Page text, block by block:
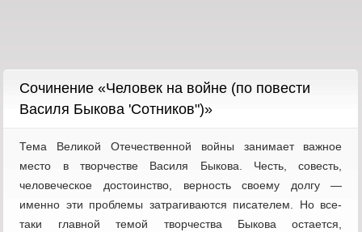
Cочинение «Человек на войне (по повести
Василя Быкова 'Сотников")»
Тема Великой Отечественной войны занимает важное
место в творчестве Василя Быкова. Честь, совесть,
человеческое достоинство, верность своему долгу —
именно эти проблемы затрагиваются писателем. Но все-
таки главной темой творчества Быкова остается,